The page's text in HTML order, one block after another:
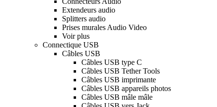
Extendeurs audio
Splitters audio
Prises murales Audio Video
Voir plus
Connectique USB
Câbles USB
Câbles USB type C
Câbles USB Tether Tools
Câbles USB imprimante
Câbles USB appareils photos
Câbles USB mâle mâle